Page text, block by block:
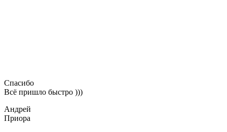
Спасибо
Всё пришло быстро )))
Андрей
Приора